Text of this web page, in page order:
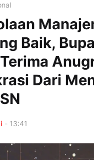
Baik,
Dari
- 13:41